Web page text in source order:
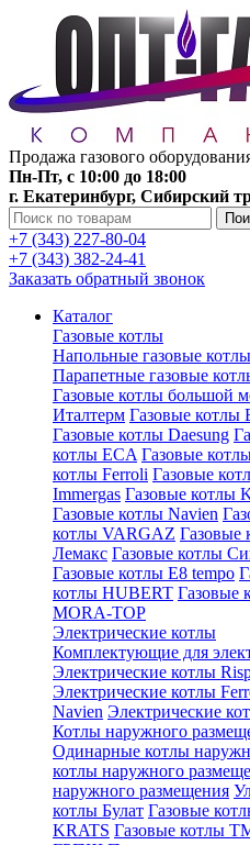
Продажа газового
Пн-Пт, с 10:00 до 18:00
г. Екатеринбург, Сибирский
+7 (343) 227-80-04
+7 (343) 382-24-41
Заказать обратный звонок
Каталог
Газовые котлы
Напольные газовые котлы
Парапетные газовые
Газовые котлы большой
Италтерм Газовые котлы
Газовые котлы Daesung
котлы ECA Газовые
котлы Ferroli Газовые
Immergas Газовые котлы
Газовые котлы Navien
котлы VARGAZ Газовые
Лемакс Газовые котлы
Газовые котлы E8 tempo
котлы HUBERT Газовые
MORA-TOP
Электрические котлы
Комплектующие для
Электрические котлы
Электрические котлы
Navien Электрические
Котлы наружного
Одинарные котлы
котлы наружного
наружного размещения
котлы Булат Газовые
KRATS Газовые котлы